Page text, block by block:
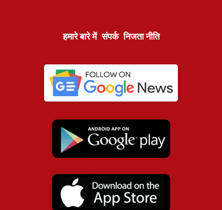
हमारे बारे में संपर्क निजता नीति